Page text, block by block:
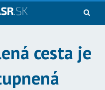
cesta je